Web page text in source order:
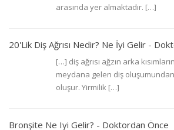
arasında yer almaktadır. […]
20'lik Diş Ağrısı Nedir? Ne İyi Gelir -
[…] diş ağrısı ağzın arka
meydana gelen diş
oluşur. Yirmilik […]
Bronşite Ne Iyi Gelir? - Doktordan Önce